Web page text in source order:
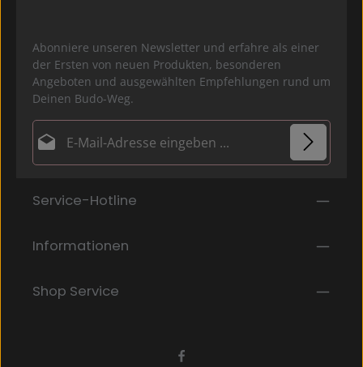
Abonniere unseren Newsletter und erfahre als einer
der Ersten von neuen Produkten, besonderen
Angeboten und ausgewählten Empfehlungen rund um
Deinen Budo-Weg.
E-Mail-Adresse*
Ich habe dieDatenschutzbestimmungen
mit ihnen einverstanden.
Die mit einem Stern (*) markierten Felder sind
Pflichtfelder.
Service-Hotline
Informationen
Shop Service